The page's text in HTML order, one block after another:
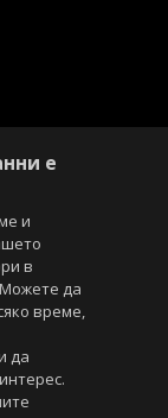
запазени.
е
и
в
да
време,
да